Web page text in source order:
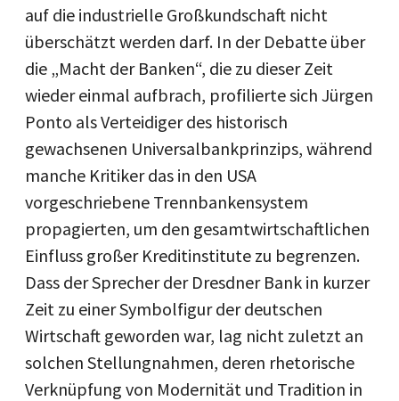
auf die industrielle Großkundschaft nicht
überschätzt werden darf. In der Debatte über
die „Macht der Banken“, die zu dieser Zeit
wieder einmal aufbrach, profilierte sich Jürgen
Ponto als Verteidiger des historisch
gewachsenen Universalbankprinzips, während
manche Kritiker das in den USA
vorgeschriebene Trennbankensystem
propagierten, um den gesamtwirtschaftlichen
Einfluss großer Kreditinstitute zu begrenzen.
Dass der Sprecher der Dresdner Bank in kurzer
Zeit zu einer Symbolfigur der deutschen
Wirtschaft geworden war, lag nicht zuletzt an
solchen Stellungnahmen, deren rhetorische
Verknüpfung von Modernität und Tradition in